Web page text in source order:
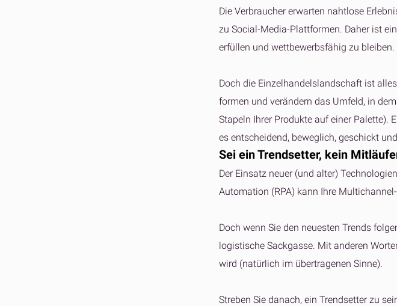
Die Verbraucher erwarten nahtlose
zu Social-Media-Plattformen. Daher ist
erfüllen und wettbewerbsfähig zu bleiben.
Doch die Einzelhandelslandschaft ist
formen und verändern das Umfeld, in
Stapeln Ihrer Produkte auf einer Palette).
es entscheidend, beweglich, geschickt
Sei ein Trendsetter, kein
Der Einsatz neuer (und alter)
Automation (RPA) kann Ihre
Doch wenn Sie den neuesten Trends
logistische Sackgasse. Mit anderen
wird (natürlich im übertragenen Sinne).
Streben Sie danach, ein Trendsetter zu